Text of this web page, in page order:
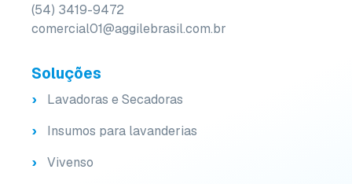
(54) 3419-9472
comercial01@aggilebrasil.com.br
Soluções
Lavadoras e Secadoras
Insumos para lavanderias
Vivenso